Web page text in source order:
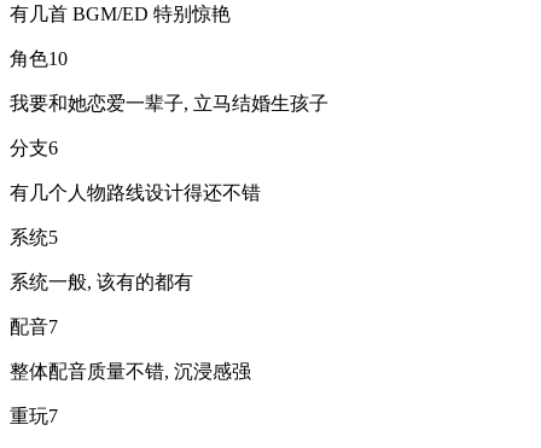
有几首 BGM/ED 特别惊艳
角色10
我要和她恋爱一辈子, 立马结婚生孩子
分支6
有几个人物路线设计得还不错
系统5
系统一般, 该有的都有
配音7
整体配音质量不错, 沉浸感强
重玩7